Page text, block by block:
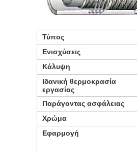
Τύπος
Ενισχύσεις
Κάλυψη
Ιδανική θερμοκρασία
εργασίας
Παράγοντας ασφάλειας
Χρώμα
Εφαρμογή